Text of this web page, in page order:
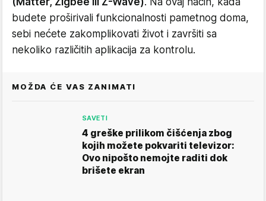
budete proširivali funkcionalnosti pametnog doma,
sebi nećete zakomplikovati život i završiti sa
nekoliko različitih aplikacija za kontrolu.
MOŽDA ĆE VAS ZANIMATI
SAVETI
4 greške prilikom čišćenja zbog
kojih možete pokvariti televizor:
Ovo nipošto nemojte raditi dok
brišete ekran